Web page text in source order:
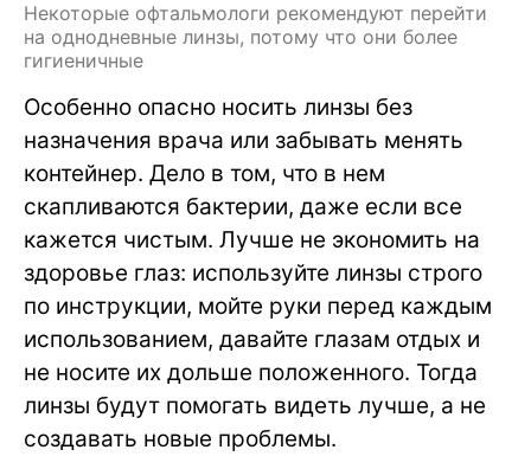
Некоторые офтальмологи рекомендуют перейти
на однодневные линзы, потому что они более
гигиеничные
Особенно опасно носить линзы без
назначения врача или забывать менять
контейнер. Дело в том, что в нем
скапливаются бактерии, даже если все
кажется чистым. Лучше не экономить на
здоровье глаз: используйте линзы строго
по инструкции, мойте руки перед каждым
использованием, давайте глазам отдых и
не носите их дольше положенного. Тогда
линзы будут помогать видеть лучше, а не
создавать новые проблемы.